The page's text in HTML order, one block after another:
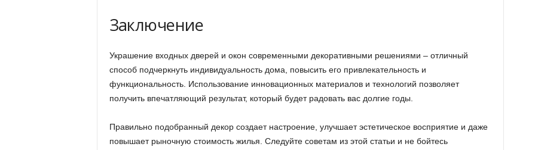
Заключение
Украшение входных дверей и окон современными декоративными решениями – отличный
способ подчеркнуть индивидуальность дома, повысить его привлекательность и
функциональность. Использование инновационных материалов и технологий позволяет
получить впечатляющий результат, который будет радовать вас долгие годы.
Правильно подобранный декор создает настроение, улучшает эстетическое восприятие и даже
повышает рыночную стоимость жилья. Следуйте советам из этой статьи и не бойтесь